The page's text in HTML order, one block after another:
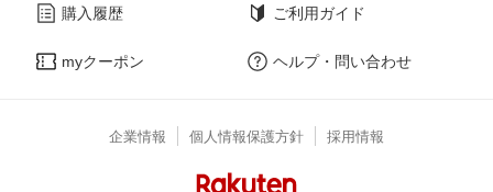
購入履歴
myクーポン
ご利用ガイド
ヘルプ・問い合わせ
企業情報 個人情報保護方針 採用情報